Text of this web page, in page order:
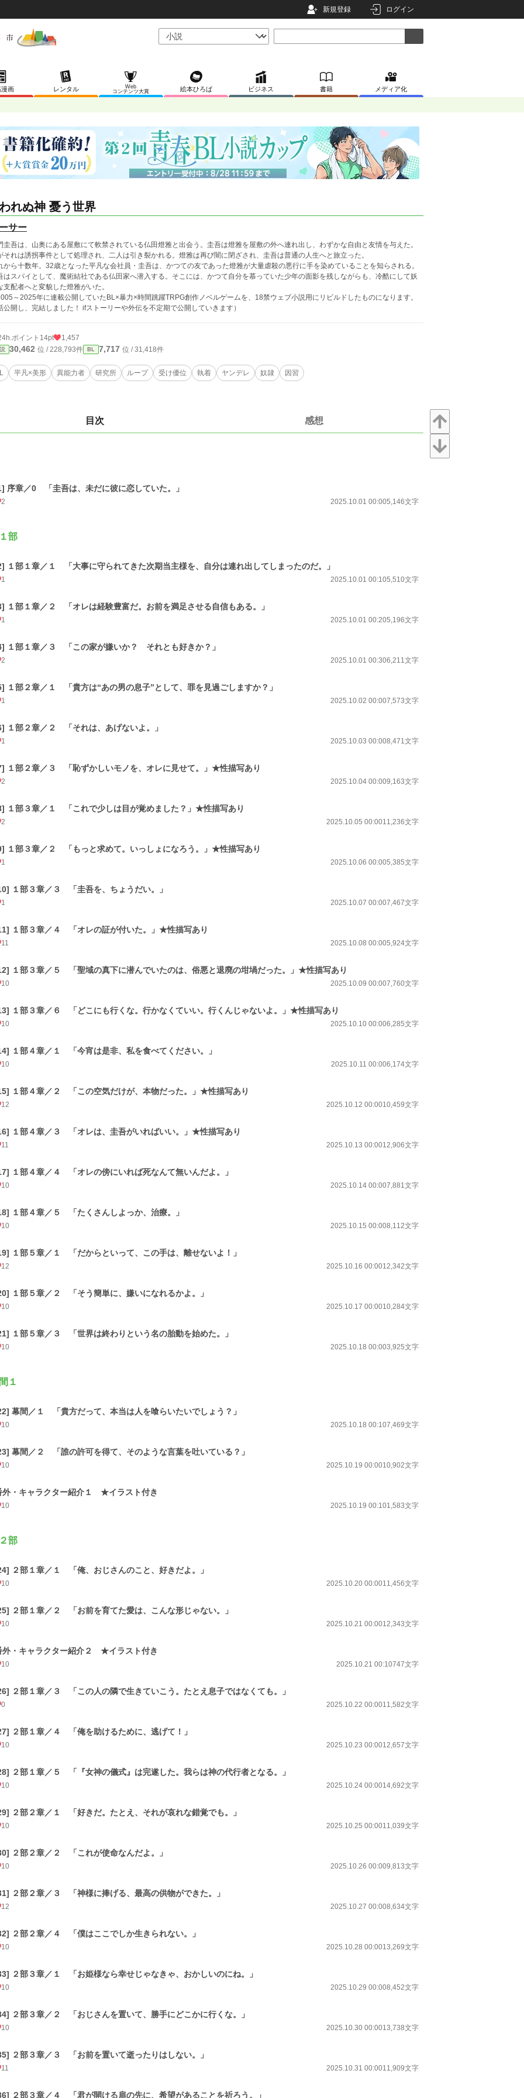
新規登録 ログイン
画 レンタル
Web
コンテンツ大賞
絵本ひろば ビジネス 書籍 メディア化
れぬ神 憂う世界
サー
圭吾は、山奥にある屋敷にて軟禁されている仏田燈雅と出会う。圭吾は燈雅を屋敷の外へ連れ出し、わずかな自由と友情を与えた。
それは誘拐事件として処理され、二人は引き裂かれる。燈雅は再び闇に閉ざされ、圭吾は普通の人生へと旅立った。
から十数年。32歳となった平凡な会社員・圭吾は、かつての友であった燈雅が大量虐殺の悪行に手を染めていることを知らされる。
はスパイとして、魔術結社である仏田家へ潜入する。そこには、かつて自分を慕っていた少年の面影を残しながらも、冷酷にして妖
支配者へと変貌した燈雅がいた。
～2025年に連載公開していたBL×暴力×時間跳躍TRPG創作ノベルゲームを、18禁ウェブ小説用にリビルドしたものになります。
公開し、完結しました！ ifストーリーや外伝を不定期で公開していきます）
ポイント 14pt 1,457
30,462 位 / 228,793件 BL 7,717 位 / 31,418件
平凡×美形 異能力者 研究所 ループ 受け優位 執着 ヤンデレ 奴隷 因習
目次 感想
序章／0 「圭吾は、未だに彼に恋していた。」
2 2025.10.01 00:005,146文字
部
１部１章／１ 「大事に守られてきた次期当主様を、自分は連れ出してしまったのだ。」
1 2025.10.01 00:105,510文字
１部１章／２ 「オレは経験豊富だ。お前を満足させる自信もある。」
1 2025.10.01 00:205,196文字
１部１章／３ 「この家が嫌いか？ それとも好きか？」
2 2025.10.01 00:306,211文字
１部２章／１ 「貴方は“あの男の息子”として、罪を見過ごしますか？」
1 2025.10.02 00:007,573文字
１部２章／２ 「それは、あげないよ。」
1 2025.10.03 00:008,471文字
１部２章／３ 「恥ずかしいモノを、オレに見せて。」★性描写あり
2 2025.10.04 00:009,163文字
１部３章／１ 「これで少しは目が覚めました？」★性描写あり
2 2025.10.05 00:0011,236文字
１部３章／２ 「もっと求めて。いっしょになろう。」★性描写あり
1 2025.10.06 00:005,385文字
１部３章／３ 「圭吾を、ちょうだい。」
1 2025.10.07 00:007,467文字
１部３章／４ 「オレの証が付いた。」★性描写あり
11 2025.10.08 00:005,924文字
１部３章／５ 「聖域の真下に潜んでいたのは、俗悪と退廃の坩堝だった。」★性描写あり
10 2025.10.09 00:007,760文字
１部３章／６ 「どこにも行くな。行かなくていい。行くんじゃないよ。」★性描写あり
10 2025.10.10 00:006,285文字
１部４章／１ 「今宵は是非、私を食べてください。」
10 2025.10.11 00:006,174文字
１部４章／２ 「この空気だけが、本物だった。」★性描写あり
12 2025.10.12 00:0010,459文字
１部４章／３ 「オレは、圭吾がいればいい。」★性描写あり
11 2025.10.13 00:0012,906文字
１部４章／４ 「オレの傍にいれば死なんて無いんだよ。」
10 2025.10.14 00:007,881文字
１部４章／５ 「たくさんしよっか、治療。」
10 2025.10.15 00:008,112文字
１部５章／１ 「だからといって、この手は、離せないよ！」
12 2025.10.16 00:0012,342文字
１部５章／２ 「そう簡単に、嫌いになれるかよ。」
10 2025.10.17 00:0010,284文字
１部５章／３ 「世界は終わりという名の胎動を始めた。」
10 2025.10.18 00:003,925文字
１
幕間／１ 「貴方だって、本当は人を喰らいたいでしょう？」
10 2025.10.18 00:107,469文字
幕間／２ 「誰の許可を得て、そのような言葉を吐いている？」
10 2025.10.19 00:0010,902文字
外・キャラクター紹介１ ★イラスト付き
10 2025.10.19 00:101,583文字
部
２部１章／１ 「俺、おじさんのこと、好きだよ。」
10 2025.10.20 00:0011,456文字
２部１章／２ 「お前を育てた愛は、こんな形じゃない。」
10 2025.10.21 00:0012,343文字
外・キャラクター紹介２ ★イラスト付き
10 2025.10.21 00:10747文字
２部１章／３ 「この人の隣で生きていこう。たとえ息子ではなくても。」
0 2025.10.22 00:0011,582文字
２部１章／４ 「俺を助けるために、逃げて！」
10 2025.10.23 00:0012,657文字
２部１章／５ 「『女神の儀式』は完遂した。我らは神の代行者となる。」
10 2025.10.24 00:0014,692文字
２部２章／１ 「好きだ。たとえ、それが哀れな錯覚でも。」
10 2025.10.25 00:0011,039文字
２部２章／２ 「これが使命なんだよ。」
10 2025.10.26 00:009,813文字
２部２章／３ 「神様に捧げる、最高の供物ができた。」
12 2025.10.27 00:008,634文字
２部２章／４ 「僕はここでしか生きられない。」
10 2025.10.28 00:0013,269文字
２部３章／１ 「お姫様なら幸せじゃなきゃ、おかしいのにね。」
10 2025.10.29 00:008,452文字
２部３章／２ 「おじさんを置いて、勝手にどこかに行くな。」
10 2025.10.30 00:0013,738文字
２部３章／３ 「お前を置いて逝ったりはしない。」
11 2025.10.31 00:0011,909文字
２部３章／４ 「君が開ける扉の先に、希望があることを祈ろう。」